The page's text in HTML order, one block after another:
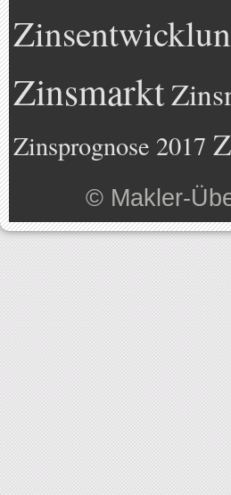
Zinsmarkt
Zinsprognose 2017
© Makler-